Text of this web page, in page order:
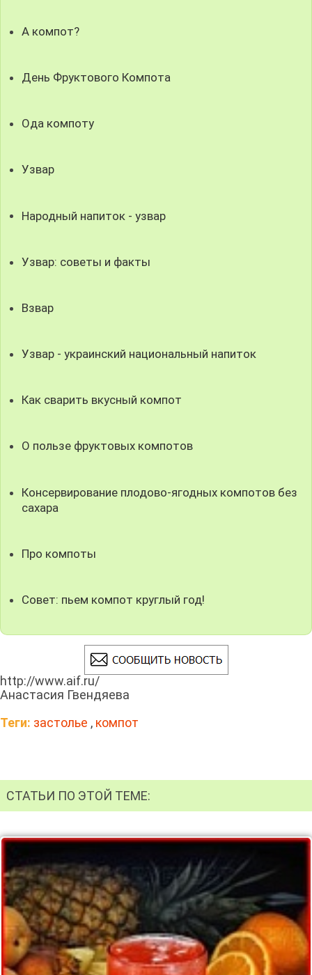
А компот?
День Фруктового Компота
Ода компоту
Узвар
Народный напиток - узвар
Узвар: советы и факты
Взвар
Узвар - украинский национальный напиток
Как сварить вкусный компот
О пользе фруктовых компотов
Консервирование плодово-ягодных компотов без
сахара
Про компоты
Совет: пьем компот круглый год!
http://www.aif.ru/
Анастасия Гвендяева
Теги: застолье , компот
СТАТЬИ ПО ЭТОЙ ТЕМЕ: